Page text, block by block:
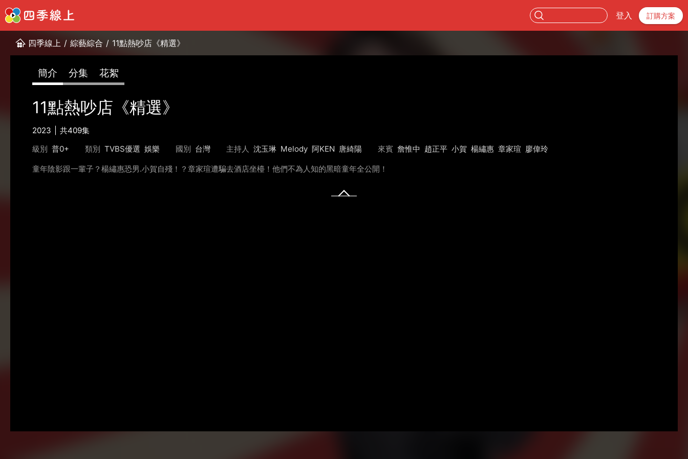
登入 訂購方案
四季線上 / 綜藝綜合 / 11點熱吵店《精選》
簡介 分集 花絮
11點熱吵店《精選》
2023
共409集
級別 普0+ 類別 TVBS優選 娛樂 國別 台灣 主持人 沈玉琳 Melody 阿KEN 唐綺陽 來賓 詹惟中 趙正平 小賀 楊繡惠 章家瑄 廖偉玲
童年陰影跟一輩子？楊繡惠恐男.小賀自殘！？章家瑄遭騙去酒店坐檯！他們不為人知的黑暗童年全公開！